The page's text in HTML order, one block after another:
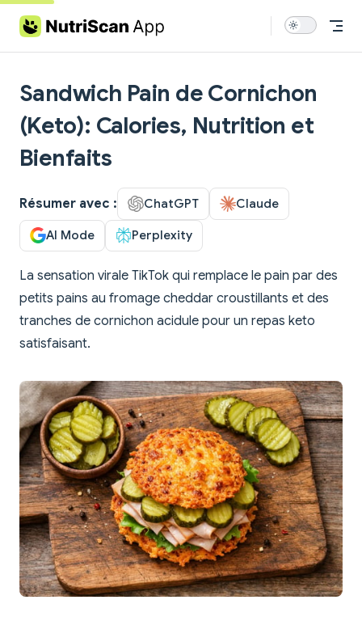
Skip to content
Sandwich Pain de Cornichon
(Keto): Calories, Nutrition et
Bienfaits
Résumer avec : ChatGPT Claude
AI Mode Perplexity
La sensation virale TikTok qui remplace le pain par des
petits pains au fromage cheddar croustillants et des
tranches de cornichon acidule pour un repas keto
satisfaisant.